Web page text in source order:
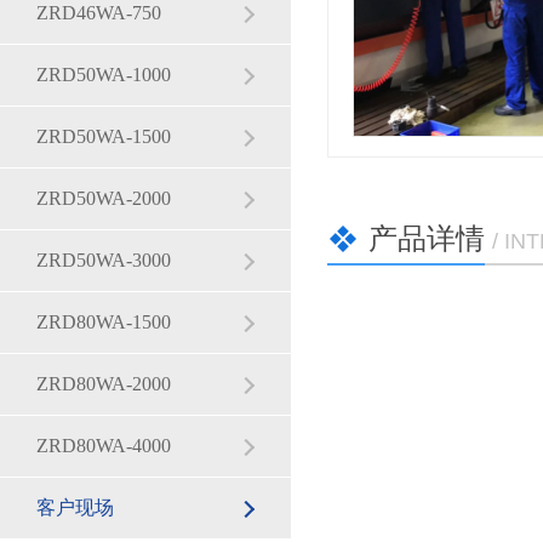
ZRD46WA-750
ZRD50WA-1000
ZRD50WA-1500
ZRD50WA-2000
ZRD50WA-3000
ZRD80WA-1500
ZRD80WA-2000
ZRD80WA-4000
客户现场
产品详情 /